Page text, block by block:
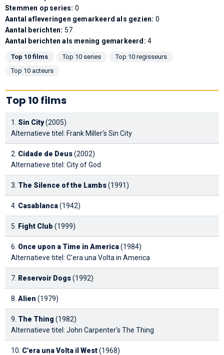
Stemmen op series: 0
Aantal afleveringen gemarkeerd als gezien: 0
Aantal berichten: 57
Aantal berichten als mening gemarkeerd: 4
Top 10 films Top 10 series
Top 10 regisseurs
Top 10 acteurs
Top 10 films
1. Sin City(2005)
Alternatieve titel: Frank Miller's Sin City
2. Cidade de Deus(2002)
Alternatieve titel: City of God
3. The Silence of the Lambs(1991)
4. Casablanca(1942)
5. Fight Club (1999)
6. Once upon a Time in America(1984)
Alternatieve titel: C'era una Volta in America
7. Reservoir Dogs(1992)
8. Alien (1979)
9. The Thing (1982)
Alternatieve titel: John Carpenter's The Thing
10. C'era una Volta il West(1968)